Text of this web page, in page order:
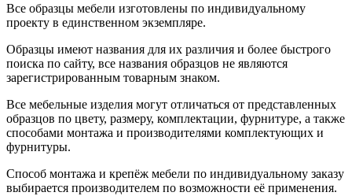
Все образцы мебели изготовлены по индивидуальному
проекту в единственном экземпляре.
Образцы имеют названия для их различия и более быстрого
поиска по сайту, все названия образцов не являются
зарегистрированным товарным знаком.
Все мебельные изделия могут отличаться от представленных
образцов по цвету, размеру, комплектации, фурнитуре, а также
способами монтажа и производителями комплектующих и
фурнитуры.
Способ монтажа и крепёж мебели по индивидуальному заказу
выбирается производителем по возможности её применения.